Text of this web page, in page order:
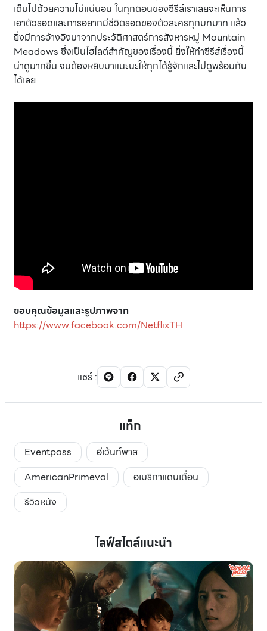
เต็มไปด้วยความไม่แน่นอน ในทุกตอนของซีรีส์เราเลยจะเห็นการ
เอาตัวรอดและการอยากมีชีวิตรอดของตัวละครทุกบทบาท แล้ว
ยิ่งมีการอ้างอิงมาจากประวัติศาสตร์การสังหารหมู่ Mountain
Meadows ซึ่งเป็นไฮไลต์สำคัญของเรื่องนี้ ยิ่งให้ทำซีรีส์เรื่องนี้
น่าดูมากขึ้น จนต้องหยิบมาแนะนะให้ทุกได้รู้จักและไปดูพร้อมกัน
ได้เลย
ขอบคุณข้อมูลและรูปภาพจาก
https://www.facebook.com/NetflixTH
แชร์:
แท็ก
Eventpass
อีเว้นท์พาส
AmericanPrimeval
อเมริกาแดนเถื่อน
รีวิวหนัง
ไลฟ์สไตล์แนะนำ